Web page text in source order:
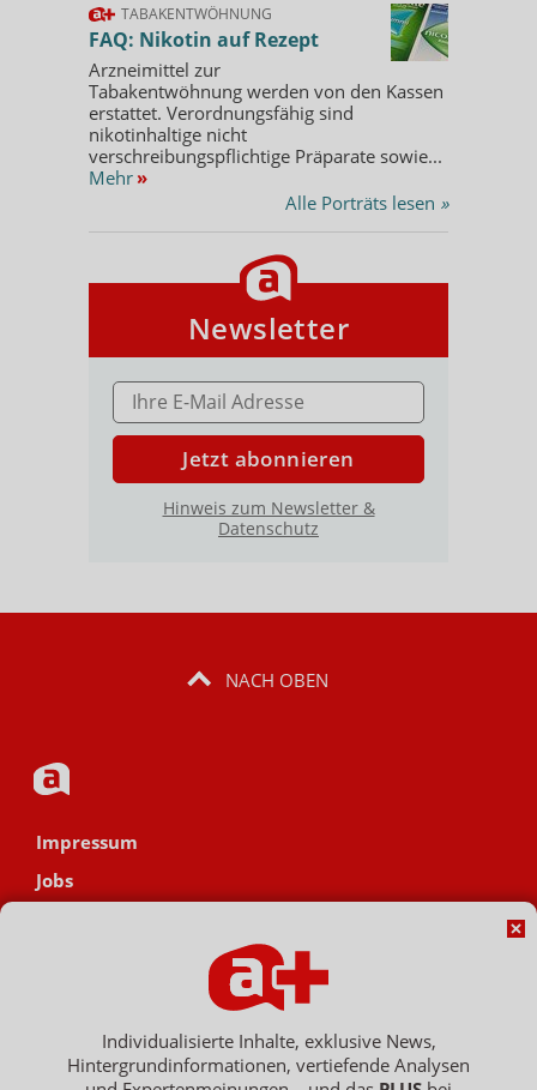
TABAKENTWÖHNUNG
FAQ: Nikotin auf Rezept
Arzneimittel zur
Tabakentwöhnung werden von den Kassen
erstattet. Verordnungsfähig sind
nikotinhaltige nicht
verschreibungspflichtige Präparate sowie...
Mehr »
Alle Porträts lesen »
Newsletter
E-MAIL ADRESSE
Jetzt abonnieren
Hinweis zum Newsletter &
Datenschutz
NACH OBEN
Impressum
Jobs
Hinweisgebersystem
Vertrag widerrufen
Individualisierte Inhalte, exklusive News,
Hintergrundinformationen, vertiefende Analysen